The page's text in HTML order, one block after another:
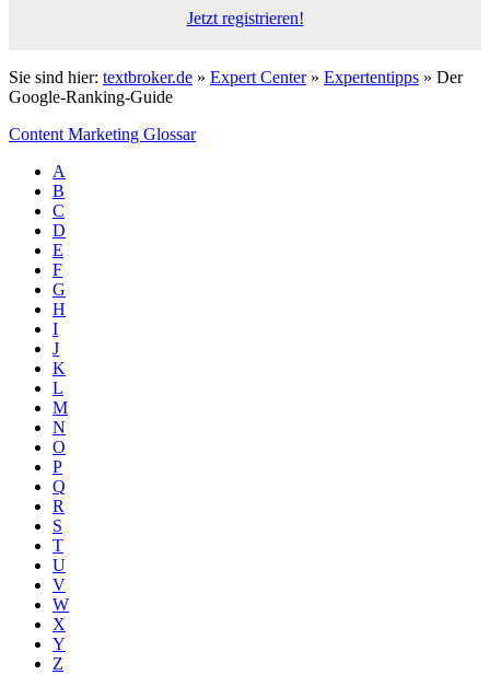
Jetzt registrieren!
Sie sind hier: textbroker.de » Expert Center» Expertentipps » Der
Google-Ranking-Guide
Content Marketing Glossar
A
B
C
D
E
F
G
H
I
J
K
L
M
N
O
P
Q
R
S
T
U
V
W
X
Y
Z